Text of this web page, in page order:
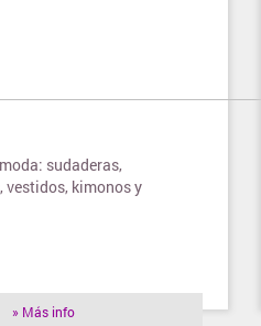
sudaderas,
kimonos y
» Más info